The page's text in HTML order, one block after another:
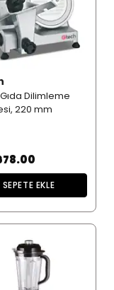
Dilimleme
220 mm
SEPETE EKLE